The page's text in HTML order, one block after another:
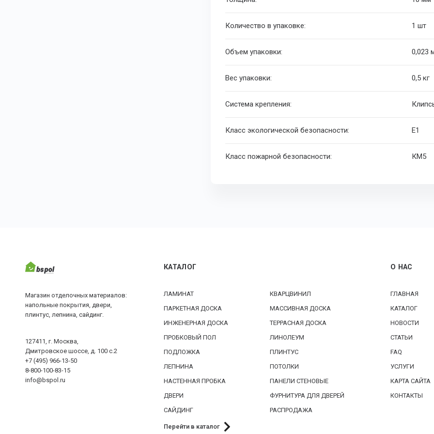
Количество в упаковке: 1 шт
Объем упаковки: 0,023
Вес упаковки: 0,5 кг
Система крепления:
Класс экологической безопасности: E1
Класс пожарной безопасности: КМ5
Магазин отделочных материалов:
напольные покрытия, двери,
плинтус, лепнина, сайдинг.
127411, г. Москва,
Дмитровское шоссе, д. 100 с.2
+7 (495) 966-13-50
8-800-100-83-15
info@bspol.ru
КАТАЛОГ
ЛАМИНАТ
КВАРЦВИНИЛ
ПАРКЕТНАЯ ДОСКА
МАССИВНАЯ ДОСКА
ИНЖЕНЕРНАЯ ДОСКА
ТЕРРАСНАЯ ДОСКА
ПРОБКОВЫЙ ПОЛ
ЛИНОЛЕУМ
ПОДЛОЖКА
ПЛИНТУС
ЛЕПНИНА
ПОТОЛКИ
НАСТЕННАЯ ПРОБКА
ПАНЕЛИ СТЕНОВЫЕ
ДВЕРИ
ФУРНИТУРА ДЛЯ ДВЕРЕЙ
САЙДИНГ
РАСПРОДАЖА
Перейти в каталог
О НАС
ГЛАВНАЯ
КАТАЛОГ
НОВОСТИ
СТАТЬИ
FAQ
УСЛУГИ
КАРТА САЙТА
КОНТАКТЫ